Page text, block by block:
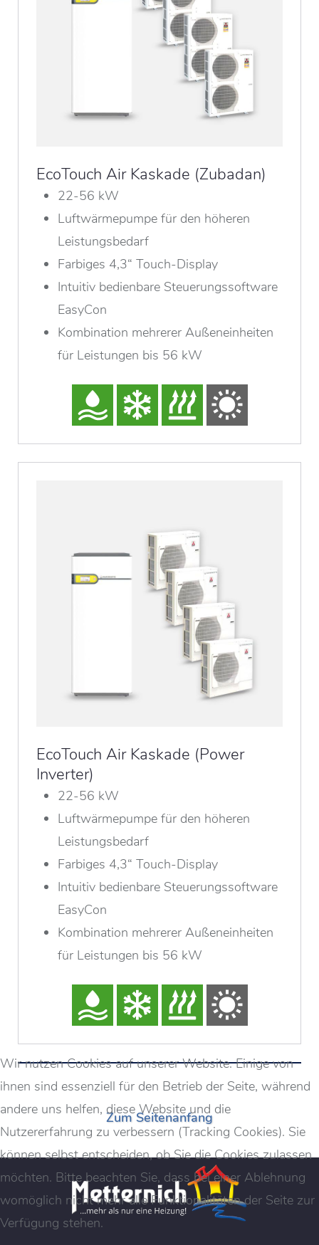
EcoTouch Air Kaskade (Zubadan)
22-56 kW
Luftwärmepumpe für den höheren
Leistungsbedarf
Farbiges 4,3“ Touch-Display
Intuitiv bedienbare Steuerungssoftware
EasyCon
Kombination mehrerer Außeneinheiten
für Leistungen bis 56 kW
EcoTouch Air Kaskade (Power
Inverter)
22-56 kW
Luftwärmepumpe für den höheren
Leistungsbedarf
Farbiges 4,3“ Touch-Display
Intuitiv bedienbare Steuerungssoftware
EasyCon
Kombination mehrerer Außeneinheiten
für Leistungen bis 56 kW
Zum Seitenanfang
Wir nutzen Cookies auf unserer Website. Einige von
ihnen sind essenziell für den Betrieb der Seite, während
andere uns helfen, diese Website und die
Nutzererfahrung zu verbessern (Tracking Cookies). Sie
können selbst entscheiden, ob Sie die Cookies zulassen
möchten. Bitte beachten Sie, dass bei einer Ablehnung
womöglich nicht mehr alle Funktionalitäten der Seite zur
Verfügung stehen.